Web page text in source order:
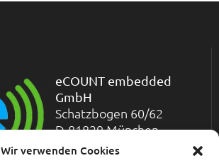
Wir verwenden Cookies
eCOUNT embedded
GmbH
Schatzbogen 60/62
D-81829 München
Telefon: +49-(0)89-